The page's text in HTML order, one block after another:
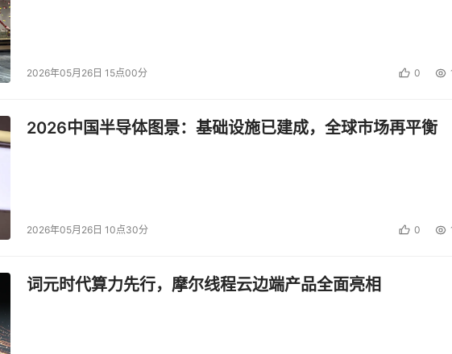
2026年05月26日 15点00分 0
2026中国半导体图景：基础设施已建成，全球市场再平衡
2026年05月26日 10点30分 0
词元时代算力先行，摩尔线程云边端产品全面亮相